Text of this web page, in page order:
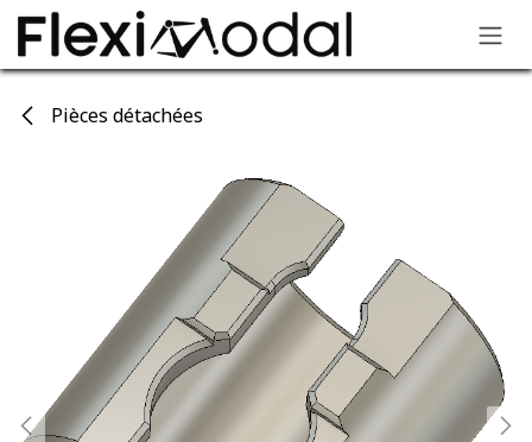
Skip to Content
Pièces détachées